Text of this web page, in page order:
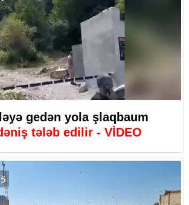
gedən yola şlaqbaum
tələb edilir - VİDEO